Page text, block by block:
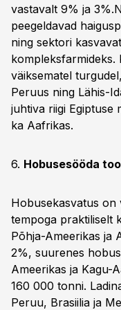
vastavalt 9% ja
peegeldavad
ning sektori
kompleksfarmideks.
väiksematel
Peruus ning Lähis-
juhtiva riigi Egiptuse
ka Aafrikas.
6. Hobusesööda
Hobusekasvatus on
tempoga praktiliselt
Põhja-Ameerikas ja
2%, suurenes
Ameerikas ja Kagu-
160 000 tonni.
Peruu, Brasiilia ja